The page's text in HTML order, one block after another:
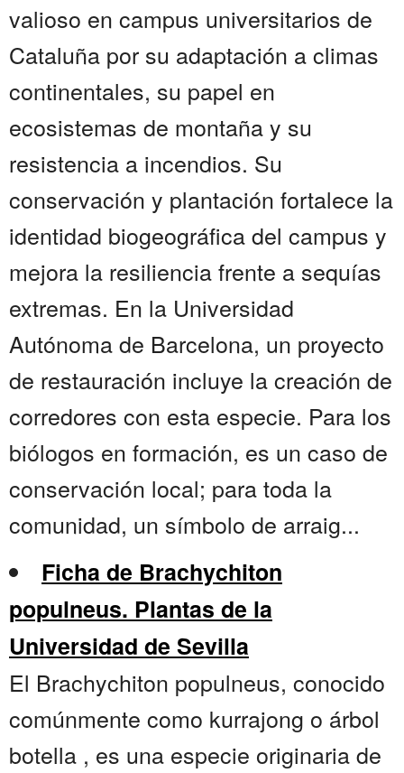
valioso en campus universitarios de
Cataluña por su adaptación a climas
continentales, su papel en
ecosistemas de montaña y su
resistencia a incendios. Su
conservación y plantación fortalece la
identidad biogeográfica del campus y
mejora la resiliencia frente a sequías
extremas. En la Universidad
Autónoma de Barcelona, un proyecto
de restauración incluye la creación de
corredores con esta especie. Para los
biólogos en formación, es un caso de
conservación local; para toda la
comunidad, un símbolo de arraig...
Ficha de Brachychiton
populneus. Plantas de la
Universidad de Sevilla
El Brachychiton populneus, conocido
comúnmente como kurrajong o árbol
botella , es una especie originaria de